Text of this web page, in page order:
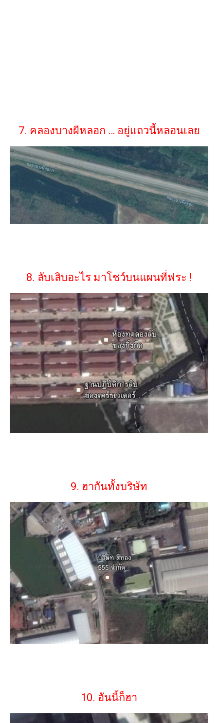
7. คลองบางผีหลอก … อยู่แถวนี้หลอนเลย
8. ลับเลิบอะไร มาโชว์บนแผนที่ฟระ !
9. ฮากันทั้งบริษัท
10. อันนี้ก็ฮา